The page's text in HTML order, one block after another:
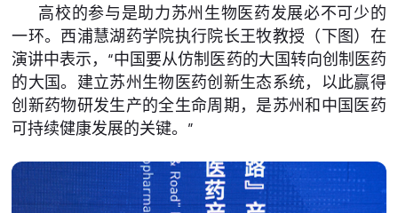
高校的参与是助力苏州生物医药发展必不可少的
一环。西浦慧湖药学院执行院长王牧教授（下图）在
演讲中表示，“中国要从仿制医药的大国转向创制医药
的大国。建立苏州生物医药创新生态系统，以此赢得
创新药物研发生产的全生命周期，是苏州和中国医药
可持续健康发展的关键。”